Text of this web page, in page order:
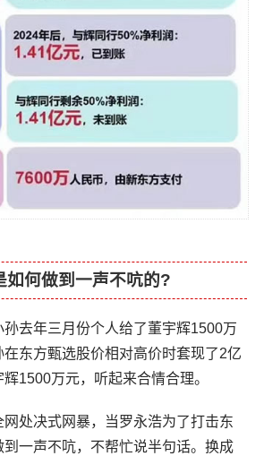
如何做到一声不吭的?
去年三月份个人给了董宇辉1500万
东方甄选股价相对高价时套现了2亿
1500万元，听起来合情合理。
处决式网暴，当罗永浩为了打击东
一声不吭，不帮忙说半句话。换成